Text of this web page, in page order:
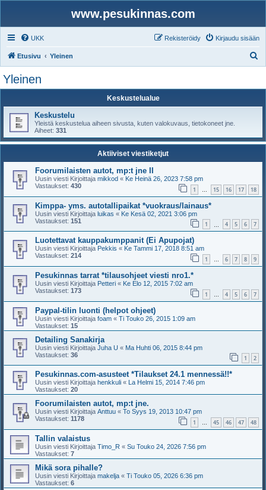
www.pesukinnas.com
UKK Kirjaudu sisään
Rekisteröidy
Etusivu Yleinen
Yleinen
Keskustelualue
Keskustelu
Yleistä keskustelua aiheen sivusta, kuten valokuvaus, tietokoneet jne.
Aiheet: 331
Aktiiviset viestiketjut
Foorumilaisten autot, mp:t jne II
Uusin viesti Kirjoittaja mikkod « Ke Heinä 26, 2023 7:58 pm
Vastaukset: 430 1 … 15 16 17 18
Kimppa- yms. autotallipaikat *vuokraus/lainaus*
Uusin viesti Kirjoittaja luikas « Ke Kesä 02, 2021 3:06 pm
Vastaukset: 151 1 4 5 6 7
Luotettavat kauppakumppanit (Ei Apupojat)
Uusin viesti Kirjoittaja Pekkis « Ke Tammi 17, 2018 8:51 am
Vastaukset: 214 1 … 6 7 8 9
Pesukinnas tarrat *tilausohjeet viesti nro1.*
Uusin viesti Kirjoittaja Petteri « Ke Elo 12, 2015 7:02 am
Vastaukset: 173 1 … 4 5 6 7
Paypal-tilin luonti (helpot ohjeet)
Uusin viesti Kirjoittaja foam « Ti Touko 26, 2015 1:09 am
Vastaukset: 15
Detailing Sanakirja
Uusin viesti Kirjoittaja Juha U « Ma Huhti 06, 2015 8:44 pm
Vastaukset: 36 1 2
Pesukinnas.com-asusteet *Tilaukset 24.1 mennessä!!*
Uusin viesti Kirjoittaja henkkuli «
La Helmi 15, 2014 7:46 pm
Vastaukset: 20
Foorumilaisten autot, mp:t jne.
Uusin viesti Kirjoittaja Anttuu « To Syys 19, 2013 10:47 pm
Vastaukset: 1178 1 … 45 46 47 48
Tallin valaistus
Uusin viesti Kirjoittaja Timo_R « Su Touko 24, 2026 7:56 pm
Vastaukset: 7
Mikä sora pihalle?
Uusin viesti Kirjoittaja makelja « Ti Touko 05, 2026 6:36 pm
Vastaukset: 6